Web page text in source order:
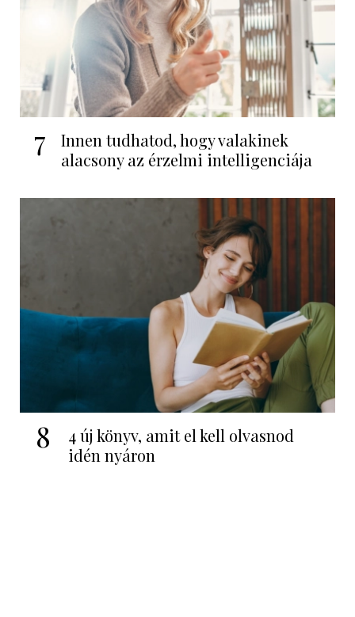
7
Innen tudhatod, hogy valakinek
alacsony az érzelmi intelligenciája
8
4 új könyv, amit el kell olvasnod
idén nyáron